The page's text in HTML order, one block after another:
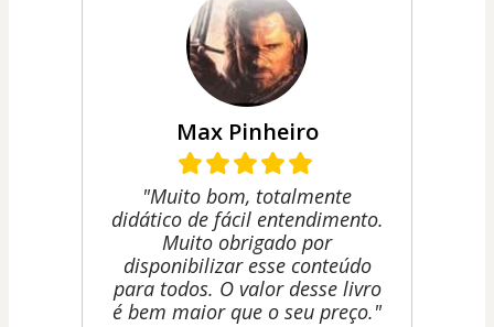
Max Pinheiro
"Muito bom, totalmente
didático de fácil entendimento.
Muito obrigado por
disponibilizar esse conteúdo
para todos. O valor desse livro
é bem maior que o seu preço."